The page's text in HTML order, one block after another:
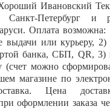
Ивановский
Петербург и
Оплата
выдачи или курьеру, 2)
банка, СБП, QR, 3)
(счет можно
магазине по
Цена
оформлении заказа